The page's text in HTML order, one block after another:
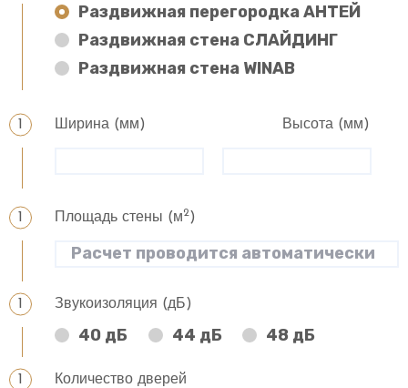
Раздвижная перегородка АНТЕЙ
Раздвижная стена СЛАЙДИНГ
Раздвижная стена WINAB
Ширина (мм) Высота (мм)
Площадь стены (м2)
Звукоизоляция (дБ)
40 дБ 44 дБ 48 дБ
Количество дверей